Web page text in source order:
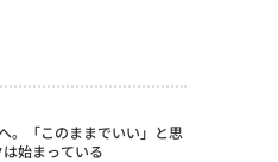
。「このままでいい」と思
始まっている